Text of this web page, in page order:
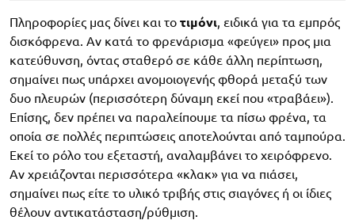
Πληροφορίες μας δίνει και το τιμόνι, ειδικά για τα εμπρός
δισκόφρενα. Αν κατά το φρενάρισμα «φεύγει» προς μια
κατεύθυνση, όντας σταθερό σε κάθε άλλη περίπτωση,
σημαίνει πως υπάρχει ανομοιογενής φθορά μεταξύ των
δυο πλευρών (περισσότερη δύναμη εκεί που «τραβάει»).
Επίσης, δεν πρέπει να παραλείπουμε τα πίσω φρένα, τα
οποία σε πολλές περιπτώσεις αποτελούνται από ταμπούρα.
Εκεί το ρόλο του εξεταστή, αναλαμβάνει το χειρόφρενο.
Αν χρειάζονται περισσότερα «κλακ» για να πιάσει,
σημαίνει πως είτε το υλικό τριβής στις σιαγόνες ή οι ίδιες
θέλουν αντικατάσταση/ρύθμιση.